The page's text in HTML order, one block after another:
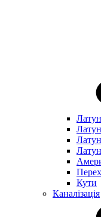
Кути
Каналізація